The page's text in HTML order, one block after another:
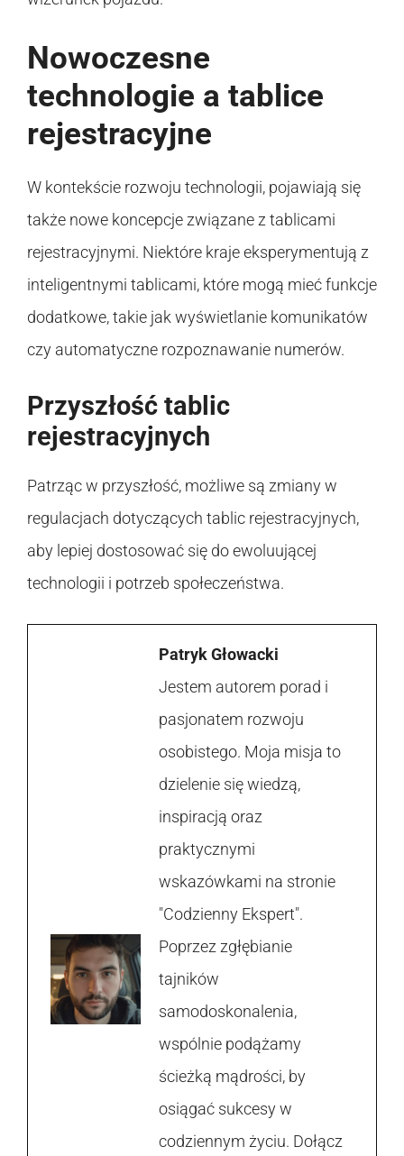
Nowoczesne
technologie a tablice
rejestracyjne
W kontekście rozwoju technologii, pojawiają się
także nowe koncepcje związane z tablicami
rejestracyjnymi. Niektóre kraje eksperymentują z
inteligentnymi tablicami, które mogą mieć funkcje
dodatkowe, takie jak wyświetlanie komunikatów
czy automatyczne rozpoznawanie numerów.
Przyszłość tablic
rejestracyjnych
Patrząc w przyszłość, możliwe są zmiany w
regulacjach dotyczących tablic rejestracyjnych,
aby lepiej dostosować się do ewoluującej
technologii i potrzeb społeczeństwa.
Patryk Głowacki
Jestem autorem porad i
pasjonatem rozwoju
osobistego. Moja misja to
dzielenie się wiedzą,
inspiracją oraz
praktycznymi
wskazówkami na stronie
"Codzienny Ekspert".
Poprzez zgłębianie
tajników
samodoskonalenia,
wspólnie podążamy
ścieżką mądrości, by
osiągać sukcesy w
codziennym życiu. Dołącz